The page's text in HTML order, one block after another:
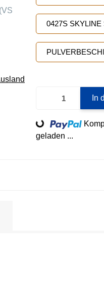
(VS
0427S SKYLINE
In
Loading...
geladen ...